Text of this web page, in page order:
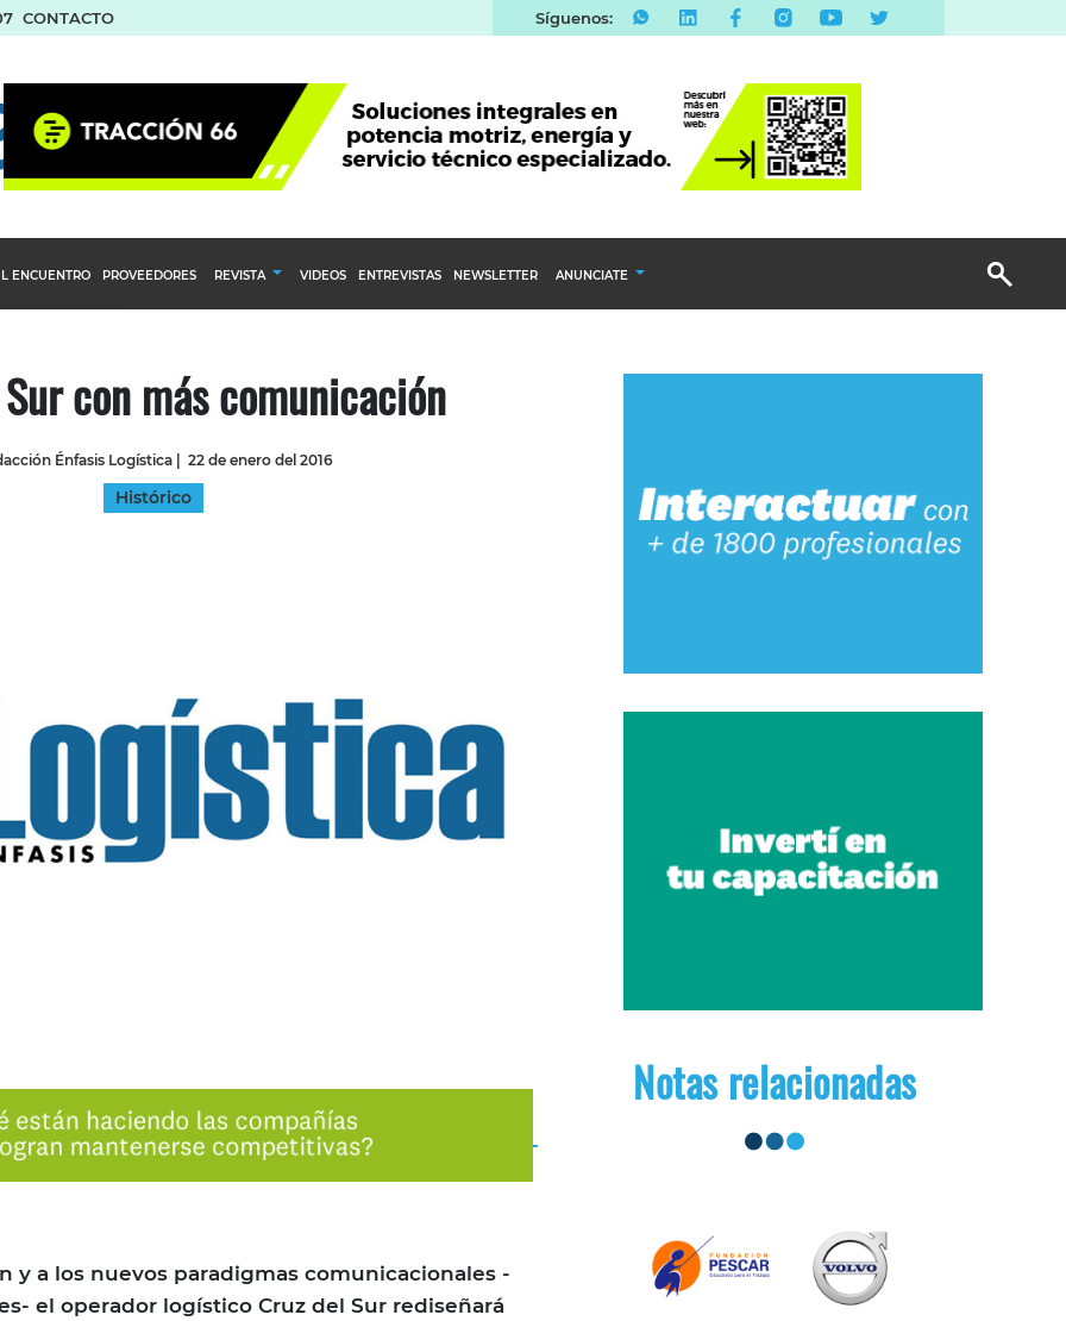
CONTACTO Síguenos:
ENCUENTRO PROVEEDORES REVISTA VIDEOS ENTREVISTAS NEWSLETTER ANUNCIATE
Email Marketing
con más comunicación
Énfasis Logística| 22 de enero del 2016
Histórico
y a los nuevos paradigmas comunicacionales -
el operador logístico Cruz del Sur rediseñará
Notas relacionadas